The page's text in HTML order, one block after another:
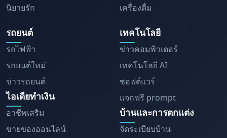
นิยายรัก
เครื่องดื่ม
รถยนต์
รถไฟฟ้า
รถยนต์ใหม่
ข่าวรถยนต์
ไอเดียทำเงิน
อาชีพเสริม
ขายของออนไลน์
เทคโนโลยี
ข่าวคอมพิวเตอร์
เทคโนโลยี AI
ซอฟต์แวร์
แจกฟรี prompt
บ้านและการตกแต่ง
จัดระเบียบบ้าน